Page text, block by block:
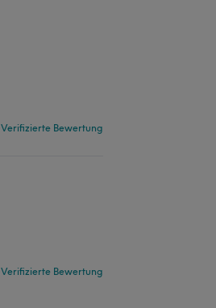
Verifizierte Bewertung
Verifizierte Bewertung